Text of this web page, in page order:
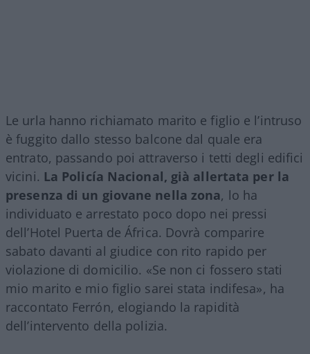
Le urla hanno richiamato marito e figlio e l’intruso
è fuggito dallo stesso balcone dal quale era
entrato, passando poi attraverso i tetti degli edifici
vicini. La Policía Nacional, già allertata per la
presenza di un giovane nella zona, lo ha
individuato e arrestato poco dopo nei pressi
dell’Hotel Puerta de África. Dovrà comparire
sabato davanti al giudice con rito rapido per
violazione di domicilio. «Se non ci fossero stati
mio marito e mio figlio sarei stata indifesa», ha
raccontato Ferrón, elogiando la rapidità
dell’intervento della polizia.